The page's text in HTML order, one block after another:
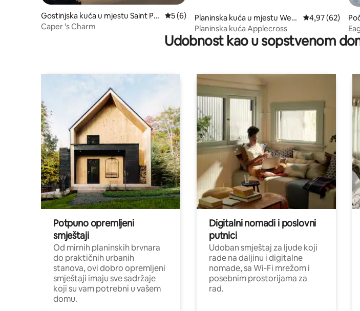
Gostinjska kuća u mjestu Saint Pe
ter's
prosječna ocjena 5 od 5, recenzija: 6
5 (6)
Caper 's Charm
Planinska kuća u mjestu West
Bay
prosječna
4,97 (62)
Planinska kuća Applecross
er
Udobnost kao u sopstvenom
Potpuno opremljeni
smještaji
Od mirnih planinskih brvnara
do praktičnih urbanih
stanova, ovi dobro opremljeni
smještaji imaju sve sadržaje
koji su vam potrebni u vašem
domu.
Digitalni nomadi i poslovni
putnici
Udoban smještaj za ljude koji
rade na daljinu i digitalne
nomade, sa Wi-Fi mrežom i
posebnim prostorijama za
rad.